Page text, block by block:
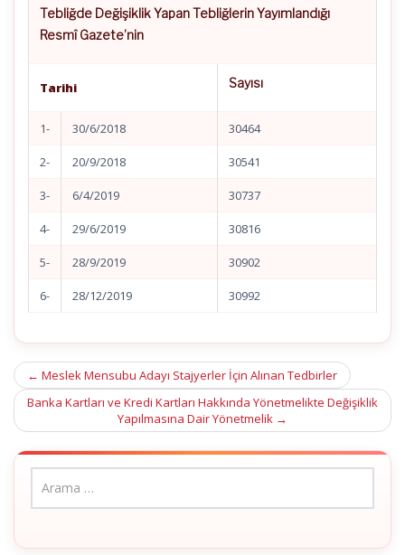
Tebliğde Değişiklik Yapan Tebliğlerin Yayımlandığı
Resmî Gazete’nin
Tarihi Sayısı
1- 30/6/2018 30464
2- 20/9/2018 30541
3- 6/4/2019 30737
4- 29/6/2019 30816
5- 28/9/2019 30902
6- 28/12/2019 30992
Post
navigation
← Meslek Mensubu Adayı Stajyerler İçin Alınan Tedbirler
Banka Kartları ve Kredi Kartları Hakkında Yönetmelikte Değişiklik
Yapılmasına Dair Yönetmelik →